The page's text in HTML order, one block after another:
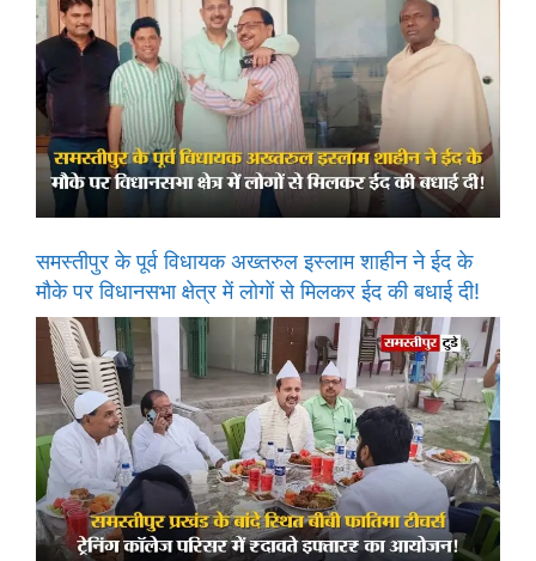
समस्तीपुर के पूर्व विधायक अख्तरुल इस्लाम शाहीन ने ईद के
मौके पर विधानसभा क्षेत्र में लोगों से मिलकर ईद की बधाई दी!